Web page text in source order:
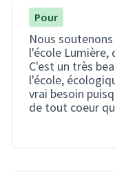
Pour
Nous
l'école
C'est un très
l'école,
vrai besoin
de tout coeur